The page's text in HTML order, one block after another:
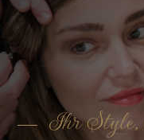
Ihr Style,